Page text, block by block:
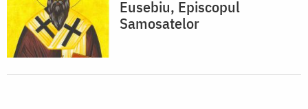
Eusebiu, Episcopul
Samosatelor